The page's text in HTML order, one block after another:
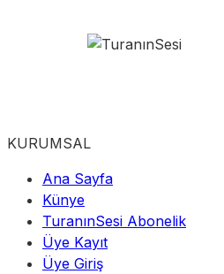
KURUMSAL
Ana Sayfa
Künye
TuranınSesi Abonelik
Üye Kayıt
Üye Giriş